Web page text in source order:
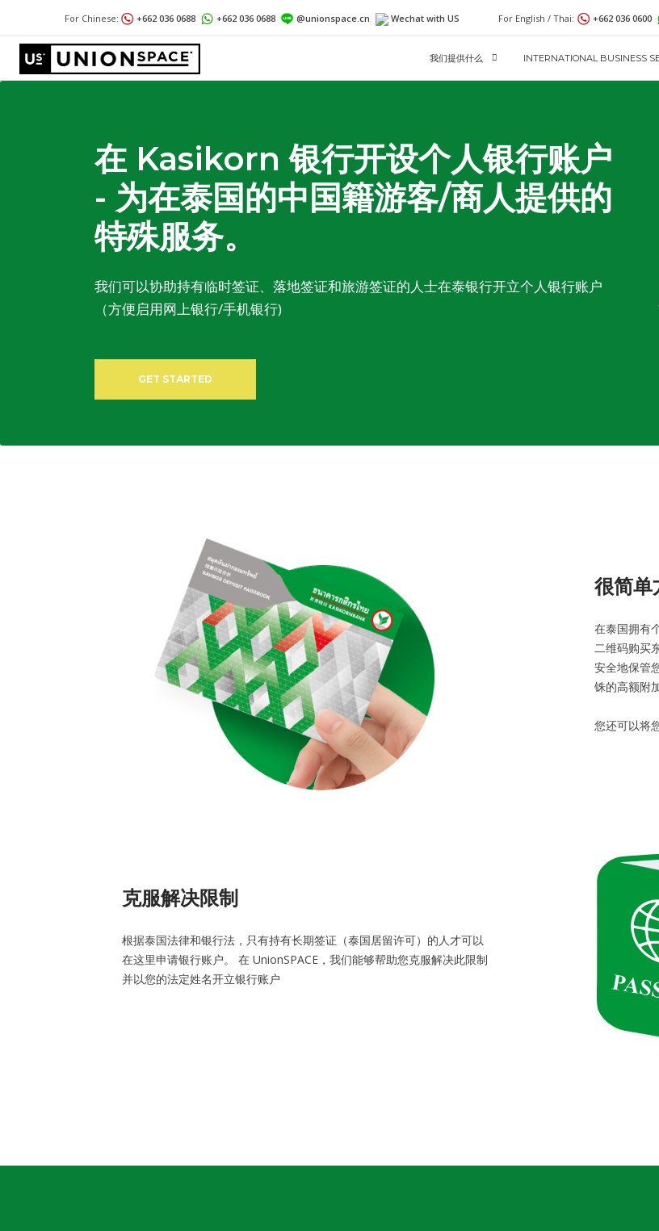
For English / Thai: +662 036 0600
For Chinese: +662 036 0688 +662 036 0688 @unionspace.cn Wechat with US
我们提供什么 INTERNATIONAL BUSINESS
在 Kasikorn 银行开设个人银行账户
- 为在泰国的中国籍游客/商人提供的
特殊服务。
我们可以协助持有临时签证、落地签证和旅游签证的人士在泰银行开立个人银行账户
（方便启用网上银行/手机银行)
GET STARTED
很简单
在泰国拥有
二维码购买
安全地保管
铢的高额附
您还可以将
克服解决限制
根据泰国法律和银行法，只有持有长期签证（泰国居留许可）的人才可以
在这里申请银行账户。 在 UnionSPACE，我们能够帮助您克服解决此限制
并以您的法定姓名开立银行账户